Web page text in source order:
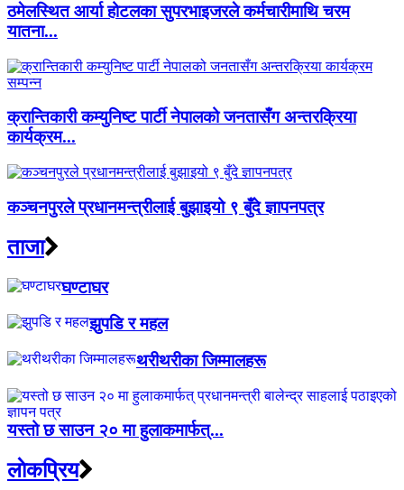
ठमेलस्थित आर्या होटलका सुपरभाइजरले कर्मचारीमाथि चरम
यातना...
क्रान्तिकारी कम्युनिष्ट पार्टी नेपालको जनतासँग अन्तरक्रिया
कार्यक्रम...
कञ्चनपुरले प्रधानमन्त्रीलाई बुझाइयो ९ बुँदे ज्ञापनपत्र
ताजा
घण्टाघर
झुपडि र महल
थरीथरीका जिम्मालहरू
यस्तो छ साउन २० मा हुलाकमार्फत्...
लाेकप्रिय